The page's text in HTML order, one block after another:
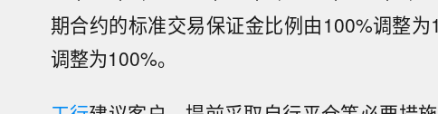
期合约的标准交易保证金比例由100%调整
调整为100%。